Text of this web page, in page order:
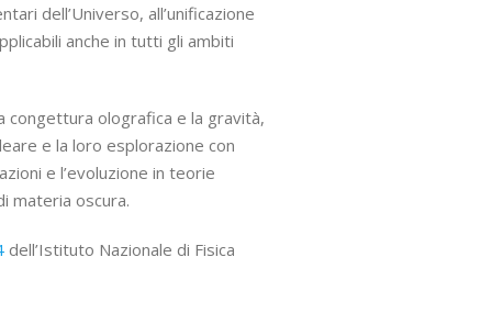
dell’Universo, all’unificazione
anche in tutti gli ambiti
congettura olografica e la gravità,
e la loro esplorazione con
e l’evoluzione in teorie
materia oscura.
dell’Istituto Nazionale di Fisica